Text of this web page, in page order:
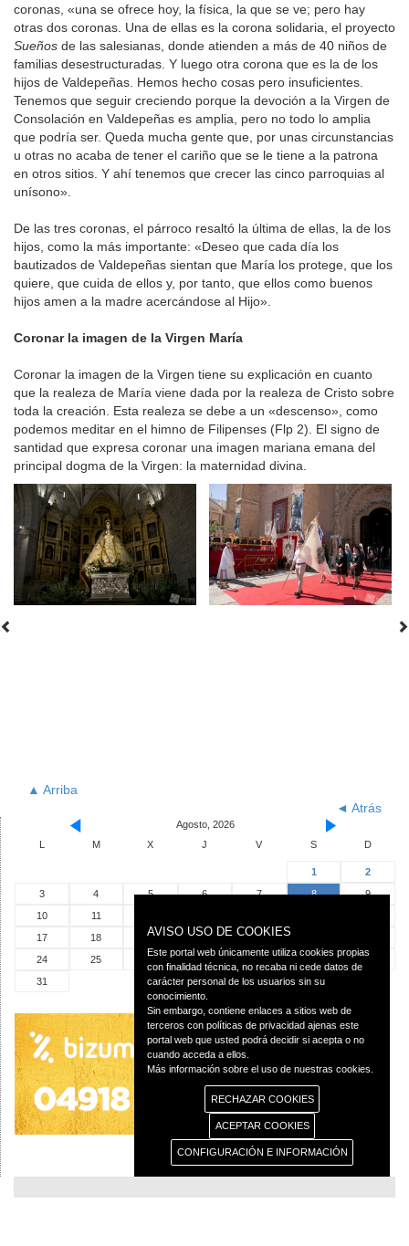
coronas, «una se ofrece hoy, la física, la que se ve; pero hay
otras dos coronas. Una de ellas es la corona solidaria, el proyecto
Sueños de las salesianas, donde atienden a más de 40 niños de
familias desestructuradas. Y luego otra corona que es la de los
hijos de Valdepeñas. Hemos hecho cosas pero insuficientes.
Tenemos que seguir creciendo porque la devoción a la Virgen de
Consolación en Valdepeñas es amplia, pero no todo lo amplia
que podría ser. Queda mucha gente que, por unas circunstancias
u otras no acaba de tener el cariño que se le tiene a la patrona
en otros sitios. Y ahí tenemos que crecer las cinco parroquias al
unísono».
De las tres coronas, el párroco resaltó la última de ellas, la de los
hijos, como la más importante: «Deseo que cada día los
bautizados de Valdepeñas sientan que María los protege, que los
quiere, que cuida de ellos y, por tanto, que ellos como buenos
hijos amen a la madre acercándose al Hijo».
Coronar la imagen de la Virgen María
Coronar la imagen de la Virgen tiene su explicación en cuanto
que la realeza de María viene dada por la realeza de Cristo sobre
toda la creación. Esta realeza se debe a un «descenso», como
podemos meditar en el himno de Filipenses (Flp 2). El signo de
santidad que expresa coronar una imagen mariana emana del
principal dogma de la Virgen: la maternidad divina.
▲ Arriba
◄ Atrás
Agosto, 2026
L
M X J V S D
1
2
3
4 5 6 7 8
9
10
11
17
18 19 20 21
24
25 26 27 28 29
30
31
AVISO USO DE COOKIES
Este portal web únicamente utiliza cookies propias
con finalidad técnica, no recaba ni cede datos de
carácter personal de los usuarios sin su
conocimiento.
Sin embargo, contiene enlaces a sitios web de
terceros con políticas de privacidad ajenas este
portal web que usted podrá decidir si acepta o no
cuando acceda a ellos.
Más información sobre el uso de nuestras cookies.
RECHAZAR COOKIES
ACEPTAR COOKIES
CONFIGURACIÓN E INFORMACIÓN